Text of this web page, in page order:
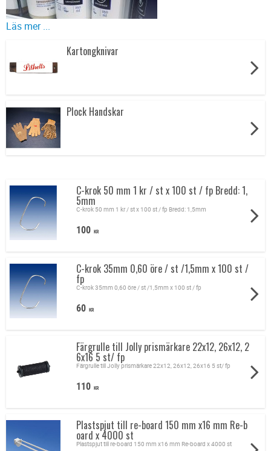
Kupongkrokar och tillbehör
Kupongkrokar
Kupong krok med sugpropp
Hylltalare med utvik
Vippa som vakuumformad
Plastspjut enkla eller dubbla spjut
Plast slipsar
Kategoriskyltar med konsolfäste eller magnet skylt hållare
Skylthållare för korg och diskar
Plockvantar
Läs mer ...
Kartongknivar
Plock Handskar
C-krok 50 mm 1 kr / st x 100 st / fp Bredd: 1,
5mm
C-krok 50 mm 1 kr / st x 100 st / fp Bredd: 1,5mm
100 KR
C-krok 35mm 0,60 öre / st /1,5mm x 100 st /
fp
C-krok 35mm 0,60 öre / st /1,5mm x 100 st / fp
60 KR
Färgrulle till Jolly prismärkare 22x12, 26x12, 2
6x16 5 st/ fp
Färgrulle till Jolly prismärkare 22x12, 26x12, 26x16 5 st/ fp
110 KR
Plastspjut till re-board 150 mm x16 mm Re-b
oard x 4000 st
Plastspjut till re-board 150 mm x16 mm Re-board x 4000 st